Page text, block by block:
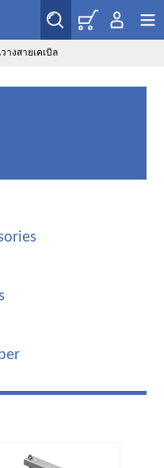
างสายเคเบิล